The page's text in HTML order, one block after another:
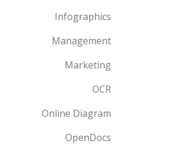
Infographics
Management
Marketing
OCR
Online Diagram
OpenDocs